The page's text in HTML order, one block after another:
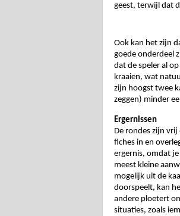
geest, terwijl dat
Ook kan het zijn
goede onderdeel
dat de speler al
kraaien, wat
zijn hoogst twee
zeggen) minder
Ergernissen
De rondes zijn
fiches in en
ergernis, omdat
meest kleine
mogelijk uit de
doorspeelt, kan
andere ploetert
situaties, zoals